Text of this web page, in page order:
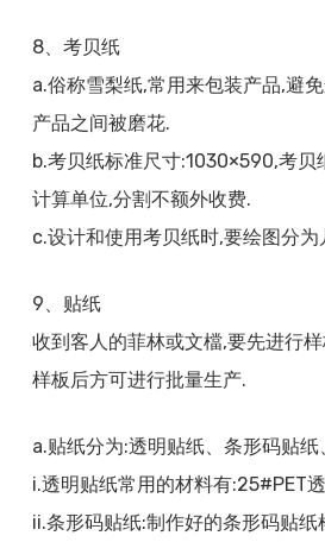
8、考贝纸
a.俗称雪梨纸,常用来包装产品,避
产品之间被磨花.
b.考贝纸标准尺寸:1030×590,考贝
计算单位,分割不额外收费.
c.设计和使用考贝纸时,要绘图分
9、贴纸
收到客人的菲林或文檔,要先进行
样板后方可进行批量生产.
a.贴纸分为:透明贴纸、条形码贴纸
i.透明贴纸常用的材料有:25#PET
ii.条形码贴纸:制作好的条形码贴